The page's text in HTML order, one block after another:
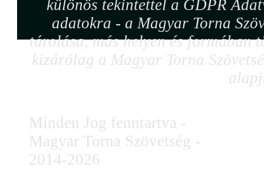
különös tekintettel a GDPR
adatokra - a Magyar Torna
tárolása, más helyen és formában
kizárólag a Magyar Torna
Minden Jog fenntartva -
Magyar Torna Szövetség -
2014-2026